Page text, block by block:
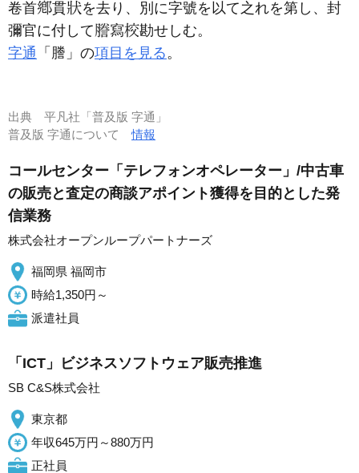
卷首
貫
を去り、別に字號を以て之れを第し、封
彌官に付して
寫
勘せしむ。
字通 「謄」の項目を見る。
出典 平凡社「普及版 字通」
普及版 字通について情報
コールセンター「テレフォンオペレーター」/中古車
の販売と査定の商談アポイント獲得を目的とした発
信業務
株式会社オープンループパートナーズ
福岡県 福岡市
時給1,350円～
派遣社員
「ICT」ビジネスソフトウェア販売推進
SB C&S株式会社
東京都
年収645万円～880万円
正社員